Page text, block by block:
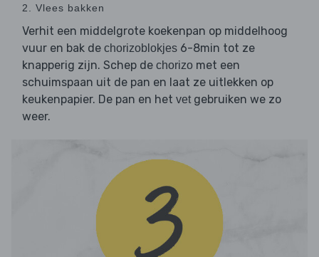
2. Vlees bakken
Verhit een middelgrote koekenpan op middelhoog
vuur en bak de chorizoblokjes 6-8min tot ze
knapperig zijn. Schep de chorizo met een
schuimspaan uit de pan en laat ze uitlekken op
keukenpapier. De pan en het vetgebruiken we zo
weer.